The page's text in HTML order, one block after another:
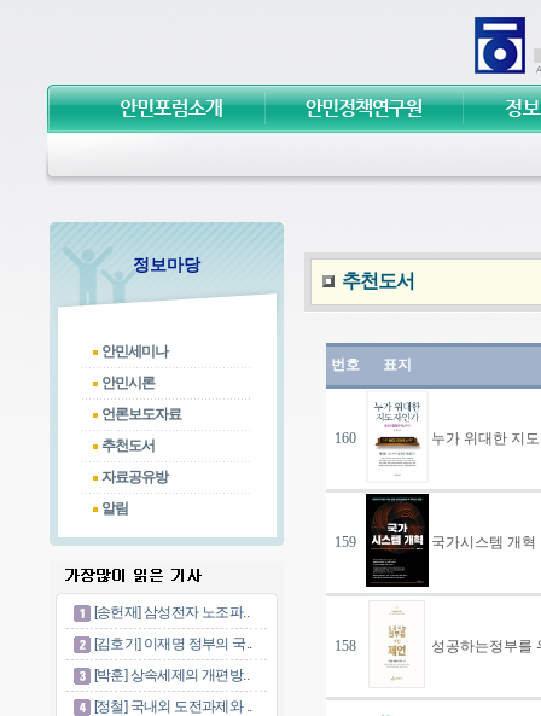
정보마당
안민세미나
안민시론
언론보도자료
추천도서
자료공유방
알림
[송헌재] 삼성전자 노조파..
[김호기] 이재명 정부의 국..
[박훈] 상속세제의 개편방..
[정철] 국내외 도전과제와 ..
추천도서